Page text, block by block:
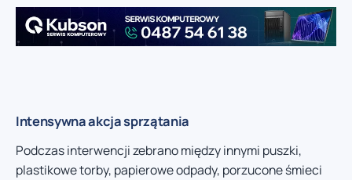
Intensywna akcja sprzątania
Podczas interwencji zebrano między innymi puszki,
plastikowe torby, papierowe odpady, porzucone śmieci